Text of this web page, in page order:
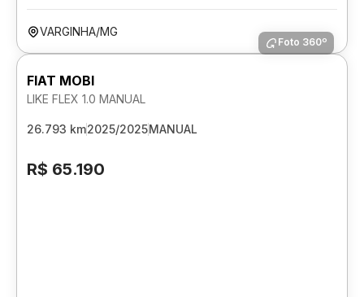
VARGINHA/MG
Foto 360º
FIAT MOBI
LIKE FLEX 1.0 MANUAL
26.793 km2025/2025MANUAL
R$ 65.190